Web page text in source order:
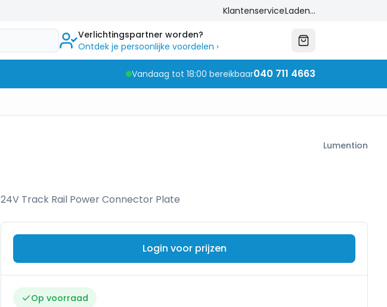
KlantenserviceLaden...
Verlichtingspartner worden?
Ontdek je persoonlijke voordelen ›
Vandaag tot 18:00 bereikbaar040 711 4663
Lumention
24V Track Rail Power Connector Plate
Login voor prijzen
Op voorraad